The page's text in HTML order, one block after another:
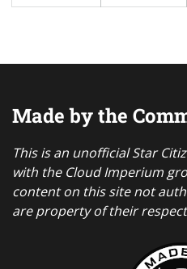
Made by the
This is an unofficial Star
with the Cloud Imperium
content on this site not
are property of their